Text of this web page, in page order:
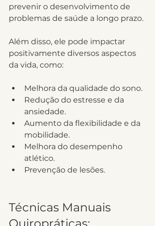
prevenir o desenvolvimento de
problemas de saúde a longo prazo.
Além disso, ele pode impactar
positivamente diversos aspectos
da vida, como:
Melhora da qualidade do sono.
Redução do estresse e da
ansiedade.
Aumento da flexibilidade e da
mobilidade.
Melhora do desempenho
atlético.
Prevenção de lesões.
Técnicas Manuais